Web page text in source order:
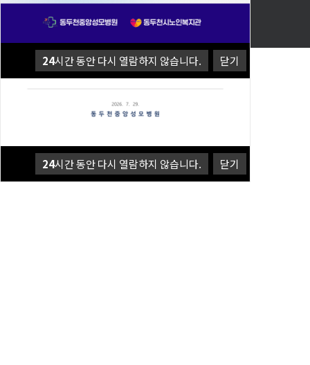
24시간 동안 다시 열람하지 않습니다. 닫기
24시간 동안 다시 열람하지 않습니다. 닫기
주소: 경기도 동두천시 동광로 53(생연동)